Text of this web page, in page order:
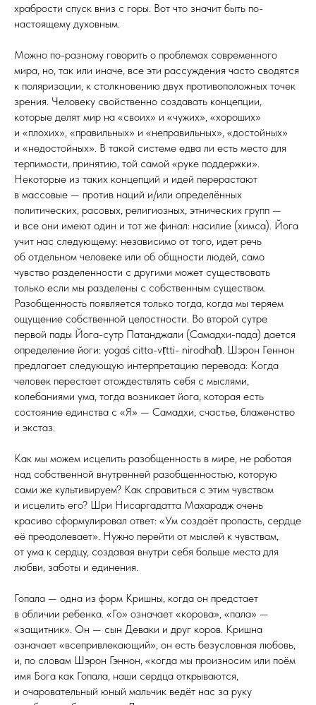
храбрости спуск вниз с горы. Вот что значит быть по-
настоящему духовным.
Можно по-разному говорить о проблемах современного
мира, но, так или иначе, все эти рассуждения часто сводятся
к поляризации, к столкновению двух противоположных точек
зрения. Человеку свойственно создавать концепции,
которые делят мир на «своих» и «чужих», «хороших»
и «плохих», «правильных» и «неправильных», «достойных»
и «недостойных». В такой системе едва ли есть место для
терпимости, принятию, той самой «руке поддержки».
Некоторые из таких концепций и идей перерастают
в массовые — против наций и/или определённых
политических, расовых, религиозных, этнических групп —
и все они имеют один и тот же финал: насилие (химса). Йога
учит нас следующему: независимо от того, идет речь
об отдельном человеке или об общности людей, само
чувство разделенности с другими может существовать
только если мы разделены с собственным существом.
Разобщенность появляется только тогда, когда мы теряем
ощущение собственной целостности. Во второй сутре
первой пады Йога-сутр Патанджали (Самадхи-пада) дается
определение йоги: yogaś citta-vṛtti- nirodhaḥ. Шэрон Геннон
предлагает следующую интерпретацию перевода: Когда
человек перестает отождествлять себя с мыслями,
колебаниями ума, тогда возникает йога, которая есть
состояние единства с «Я» — Самадхи, счастье, блаженство
и экстаз.
Как мы можем исцелить разобщенность в мире, не работая
над собственной внутренней разобщенностью, которую
сами же культивируем? Как справиться с этим чувством
и исцелить его? Шри Нисаргадатта Махарадж очень
красиво сформулировал ответ: «Ум создаёт пропасть, сердце
её преодолевает». Нужно перейти от мыслей к чувствам,
от ума к сердцу, создавая внутри себя больше места для
любви, заботы и единения.
Гопала — одна из форм Кришны, когда он предстает
в обличии ребенка. «Го» означает «корова», «пала» —
«защитник». Он — сын Деваки и друг коров. Кришна
означает «всепривлекающий», он есть безусловная любовь,
и, по словам Шэрон Гэннон, «когда мы произносим или поём
имя Бога как Гопала, наши сердца открываются,
и очаровательный юный мальчик ведёт нас за руку